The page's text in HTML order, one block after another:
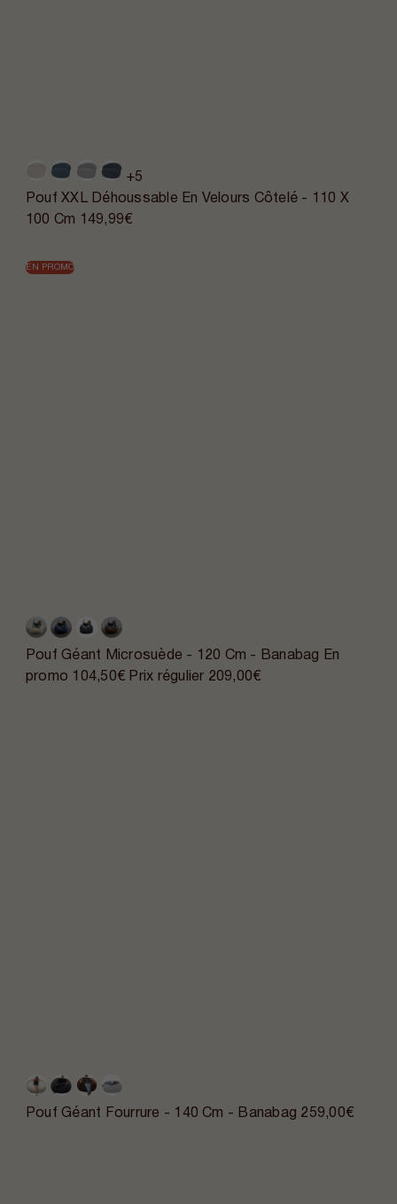
+5
Pouf XXL Déhoussable En Velours Côtelé - 110 X
100 Cm 149,99€
EN PROMO
Pouf Géant Microsuède - 120 Cm - Banabag
En
promo
104,50€ Prix régulier 209,00€
Pouf Géant Fourrure - 140 Cm - Banabag 259,00€